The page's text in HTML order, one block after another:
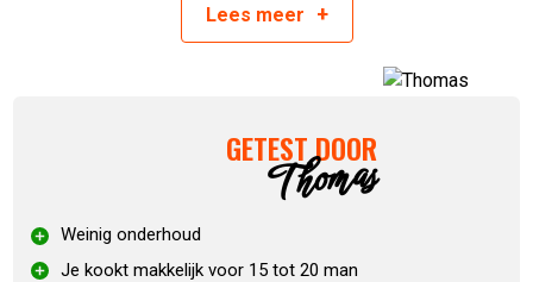
te komen – én minder rook
De sokkel komt in losse delen, maar dat zet je zelf zo
Dek ‘m af met een hoes als je ’m netjes wilt houden
En gebruik een pan als je iets zuurs maakt (zoals
Lees meer +
GETEST DOOR
Thomas
Weinig onderhoud
Je kookt makkelijk voor 15 tot 20 man